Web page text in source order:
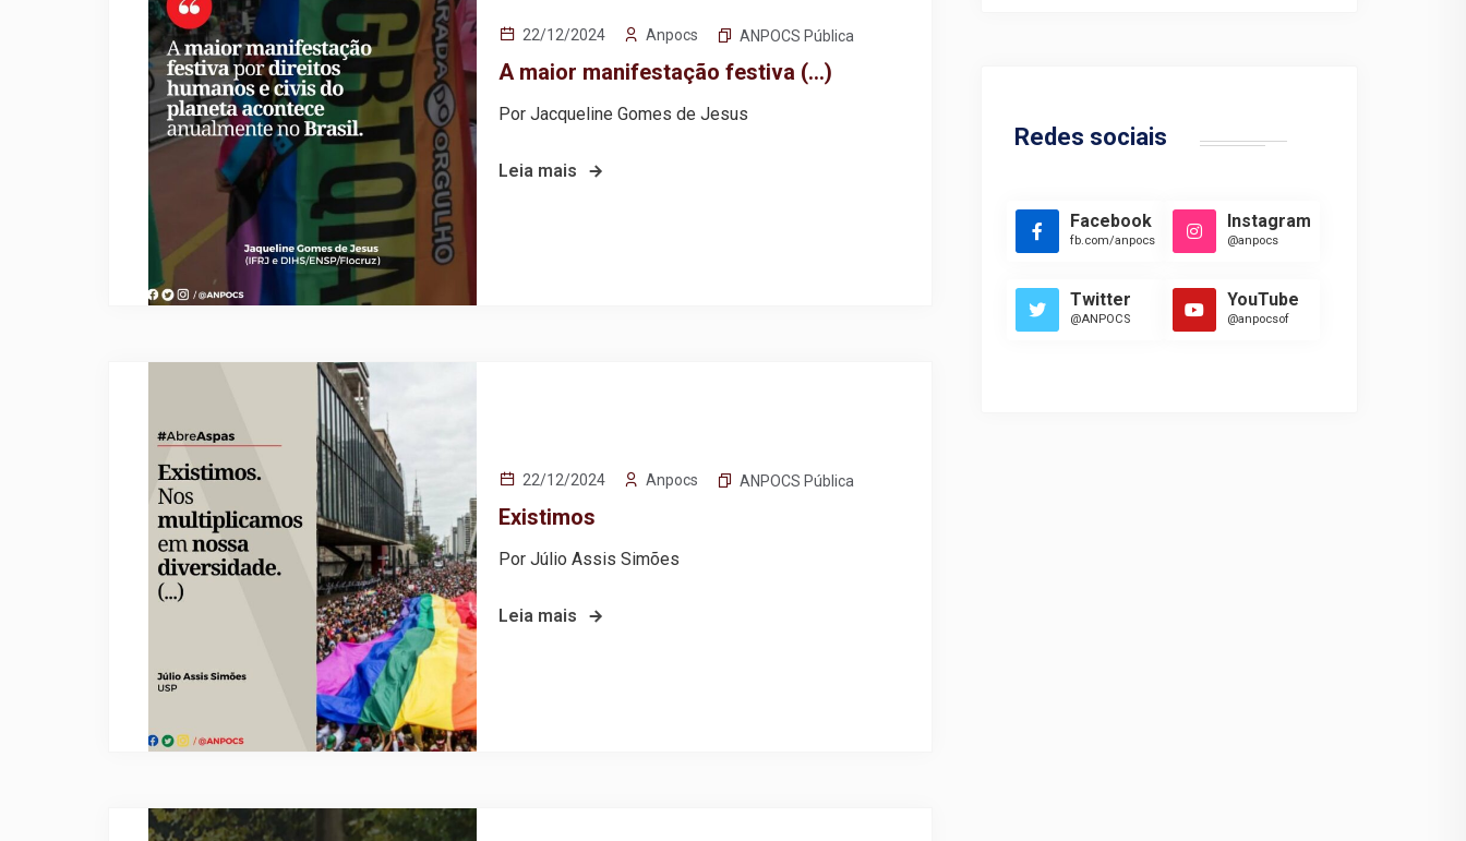
22/12/2024 Anpocs ANPOCS Pública
A maior manifestação festiva (…)
Por Jacqueline Gomes de Jesus
Leia mais
22/12/2024 Anpocs ANPOCS Pública
Existimos
Por Júlio Assis Simões
Leia mais
Redes sociais
Facebook
fb.com/anpocs
Instagram
@anpocs
Twitter
@ANPOCS
YouTube
@anpocsof